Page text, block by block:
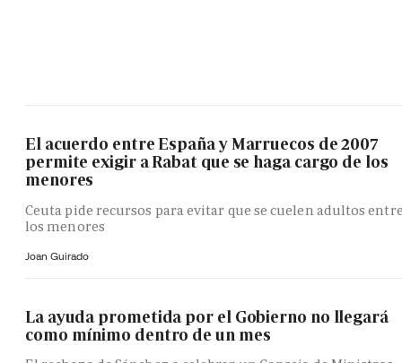
El acuerdo entre España y Marruecos de 2007
permite exigir a Rabat que se haga cargo de los
menores
Ceuta pide recursos para evitar que se cuelen adultos
los menores
Joan Guirado
La ayuda prometida por el Gobierno no llegará
como mínimo dentro de un mes